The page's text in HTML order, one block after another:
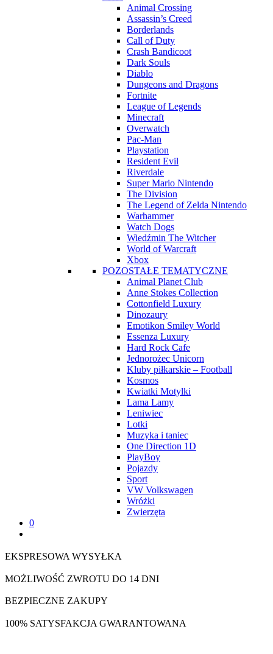
Animal Crossing
Assassin’s Creed
Borderlands
Call of Duty
Crash Bandicoot
Dark Souls
Diablo
Dungeons and Dragons
Fortnite
League of Legends
Minecraft
Overwatch
Pac-Man
Playstation
Resident Evil
Riverdale
Super Mario Nintendo
The Division
The Legend of Zelda Nintendo
Warhammer
Watch Dogs
Wiedźmin The Witcher
World of Warcraft
Xbox
POZOSTAŁE TEMATYCZNE
Animal Planet Club
Anne Stokes Collection
Cottonfield Luxury
Dinozaury
Emotikon Smiley World
Essenza Luxury
Hard Rock Cafe
Jednorożec Unicorn
Kluby piłkarskie – Football
Kosmos
Kwiatki Motylki
Lama Lamy
Leniwiec
Lotki
Muzyka i taniec
One Direction 1D
PlayBoy
Pojazdy
Sport
VW Volkswagen
Wróżki
Zwierzęta
0
EKSPRESOWA WYSYŁKA
MOŻLIWOŚĆ ZWROTU DO 14 DNI
BEZPIECZNE ZAKUPY
100% SATYSFAKCJA GWARANTOWANA